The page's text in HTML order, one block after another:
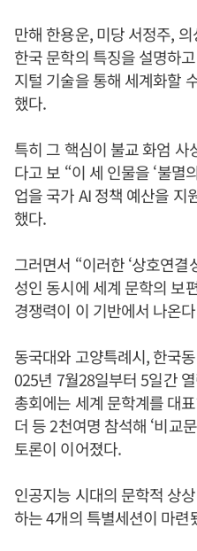
만해 한용운, 미당 서정주,
한국 문학의 특징을 설명하
지털 기술을 통해 세계화할
했다.
특히 그 핵심이 불교 화엄 사
다고 보 “이 세 인물을 ‘불멸
업을 국가 AI 정책 예산을 지
했다.
그러면서 “이러한 ‘상호연
성인 동시에 세계 문학의 보
경쟁력이 이 기반에서 나온
동국대와 고양특례시, 한국
025년 7월28일부터 5일간
총회에는 세계 문학계를 대
더 등 2천여명 참석해 ‘비교
토론이 이어졌다.
인공지능 시대의 문학적 상
하는 4개의 특별세션이 마련